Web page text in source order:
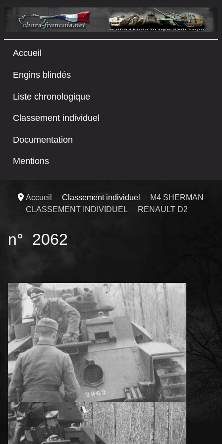
Accueil
Engins blindés
Liste chronologique
Classement individuel
Documentation
Mentions
Accueil Classement individuel
M4 SHERMAN
CLASSEMENT INDIVIDUEL
RENAULT D2
n° 2062